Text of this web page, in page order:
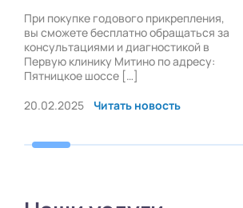
Мы позаботимся о вашем здоровье!
Вы получите: Приемы специалистов:
Диагностические исследования:
Лабораторная диагностика: